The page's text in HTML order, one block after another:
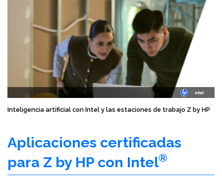
Inteligencia artificial con Intel y las estaciones de trabajo Z by HP
Aplicaciones certificadas
para Z by HP con Intel®